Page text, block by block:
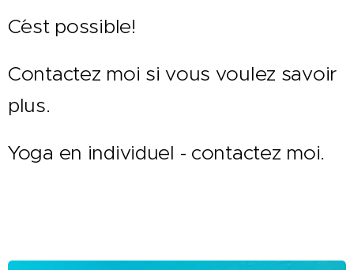
C´est possible!
Contactez moi si vous voulez savoir
plus.
Yoga en individuel - contactez moi.